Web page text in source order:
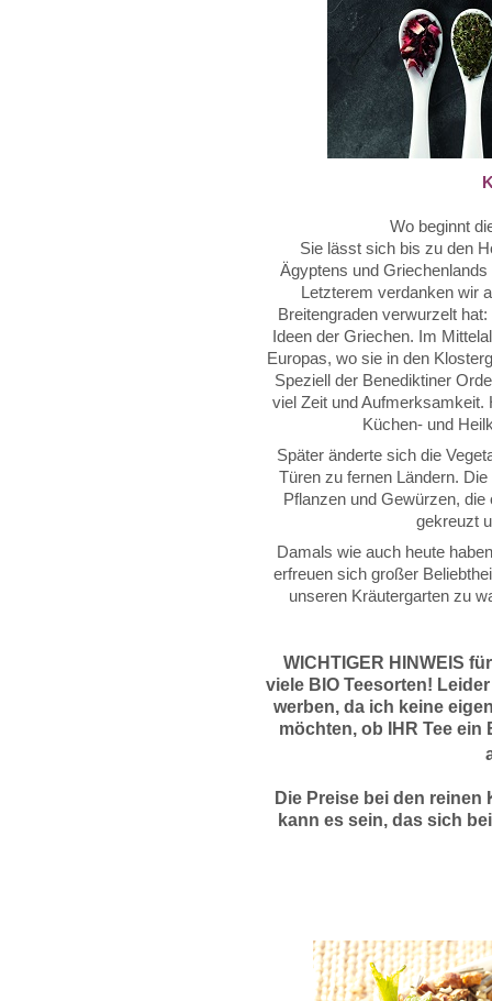
Wo beginnt
Sie lässt sich bis zu den
Ägyptens und
Letzterem verdanken wir
Breitengraden verwurzelt
Ideen der Griechen. Im
Europas, wo sie in den
Speziell der Benediktiner
viel Zeit und Aufmerksamkeit.
Küchen- und
Später änderte sich die
Türen zu fernen Ländern.
Pflanzen und Gewürzen,
gekreuzt
Damals wie auch heute
erfreuen sich großer
unseren Kräutergarten zu
WICHTIGER HINWEIS
viele BIO Teesorten!
werben, daich keine
möchten, ob IHR Tee ein
Die Preise bei den reinen
kann es sein, das sich